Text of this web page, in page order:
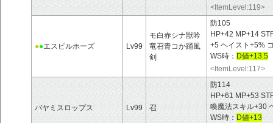
<ItemLevel:119>
●●エスピルホーズ Lv99
モ白赤シナ獣吟
竜召青コか踊風
剣
防105
HP+42 MP+14
+5 ヘイスト+5%
WS時： D値+13.5
<ItemLevel:117>
バヤミスロップス Lv99 召
防114
HP+61 MP+53
喚魔法スキル+30
WS時： D値+13